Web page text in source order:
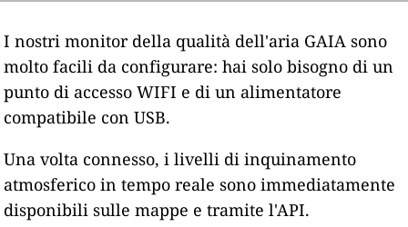
I nostri monitor della qualità dell'aria GAIA sono
molto facili da configurare: hai solo bisogno di un
punto di accesso WIFI e di un alimentatore
compatibile con USB.
Una volta connesso, i livelli di inquinamento
atmosferico in tempo reale sono immediatamente
disponibili sulle mappe e tramite l'API.